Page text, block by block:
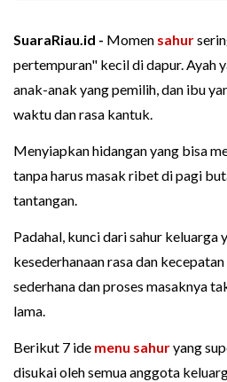
SuaraRiau.id - Momen sahur
pertempuran" kecil di dapur. Ayah
anak-anak yang pemilih, dan ibu
waktu dan rasa kantuk.
Menyiapkan hidangan yang bisa
tanpa harus masak ribet di pagi
tantangan.
Padahal, kunci dari sahur keluarga
kesederhanaan rasa dan
sederhana dan proses masaknya
lama.
Berikut 7 ide menu sahuryang
disukai oleh semua anggota